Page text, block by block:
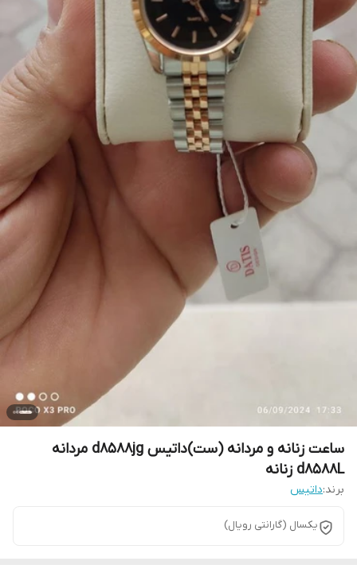
ساعت زنانه و مردانه (ست)داتیس d8588jg مردانه
d8588L زنانه
برند:داتیس
یکسال (گارانتی رویال)